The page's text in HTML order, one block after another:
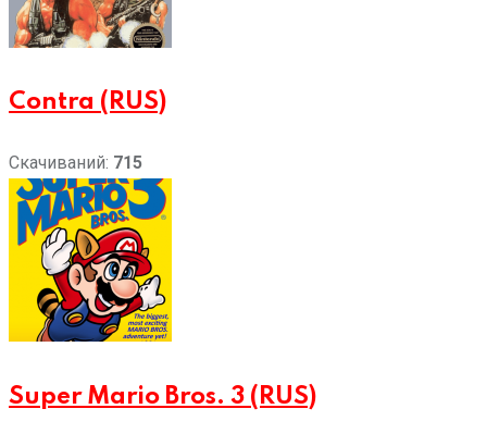
Contra (RUS)
Скачиваний: 715
Super Mario Bros. 3 (RUS)